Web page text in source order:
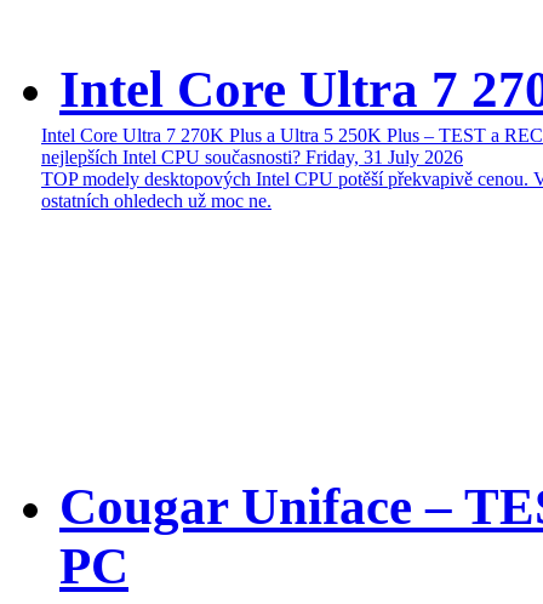
Intel Core Ultra 7
Intel Core Ultra 7 270K Plus a Ultra 5 250K Plus – TEST a
nejlepších Intel CPU současnosti? Friday, 31 July 2026
TOP modely desktopových Intel CPU potěší překvapivě cenou.
ostatních ohledech už moc ne.
Cougar Uniface –
PC